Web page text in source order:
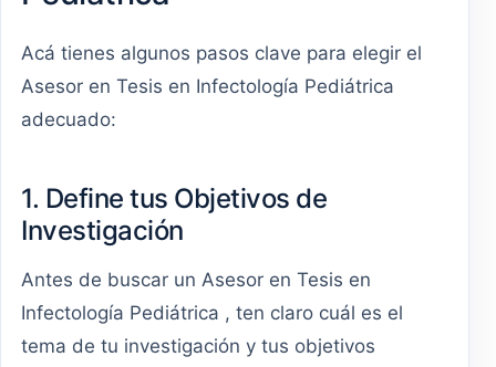
Acá tienes algunos pasos clave para elegir el
Asesor en Tesis en Infectología Pediátrica
adecuado:
1. Define tus Objetivos de
Investigación
Antes de buscar un Asesor en Tesis en
Infectología Pediátrica , ten claro cuál es el
tema de tu investigación y tus objetivos